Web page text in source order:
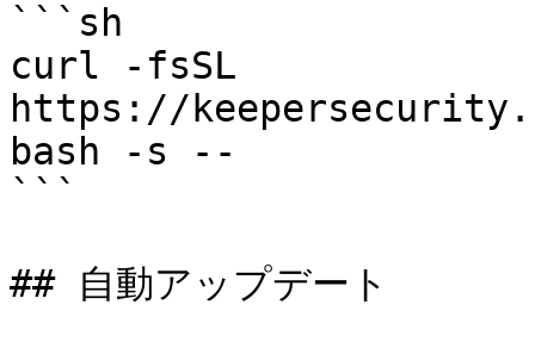
```sh
curl -fsSL
https://
bash -s --
```
## 自動アップデート